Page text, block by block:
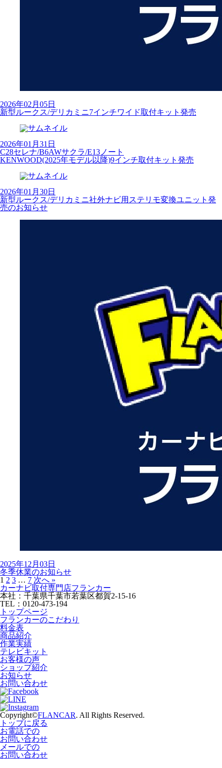
2026年02月05日
新型ルークス/デリカミニ7インチワイド取付キット発売
2026年01月31日
C28セレナ/B6AWサクラ/E13ノート
KENWOOD(2025年モデル以降)9インチ取付キット発売
2026年01月30日
新型ルークス/デリカミニ社外ナビ用ステリモ変換ユニット発
売のお知らせ
2025年12月03日
冬季休業のお知らせ
1 2 3 … 7 次へ »
カーナビ取付専⾨店フランカー
本社：千葉県千葉市若葉区都賀2-15-16
TEL：0120-473-194
トップページ
フランカーのこだわり
料金表
商品紹介
作業実績
テレビキット
お客様の声
ショップ紹介
お知らせ
お問い合わせ
Copyright©FLANCAR. All Rights Reserved.
トップに戻る
お電話での
お問い合わせ
メールでの
お問い合わせ